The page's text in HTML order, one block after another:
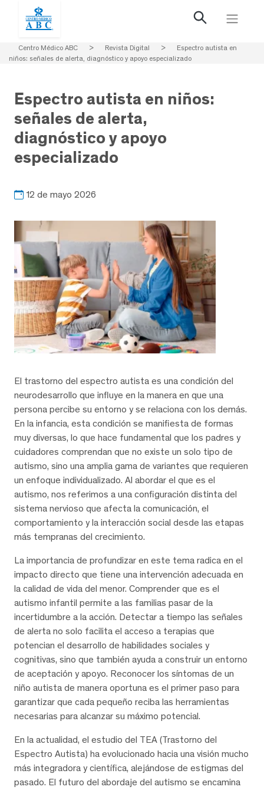
Centro Médico ABC > Revista Digital >
Espectro autista en
niños: señales de alerta, diagnóstico y apoyo especializado
Espectro autista en niños:
señales de alerta,
diagnóstico y apoyo
especializado
12 de mayo 2026
El trastorno del espectro autista es una condición del
neurodesarrollo que influye en la manera en que una
persona percibe su entorno y se relaciona con los demás.
En la infancia, esta condición se manifiesta de formas
muy diversas, lo que hace fundamental que los padres y
cuidadores comprendan que no existe un solo tipo de
autismo, sino una amplia gama de variantes que requieren
un enfoque individualizado. Al abordar el que es el
autismo, nos referimos a una configuración distinta del
sistema nervioso que afecta la comunicación, el
comportamiento y la interacción social desde las etapas
más tempranas del crecimiento.
La importancia de profundizar en este tema radica en el
impacto directo que tiene una intervención adecuada en
la calidad de vida del menor. Comprender que es el
autismo infantil permite a las familias pasar de la
incertidumbre a la acción. Detectar a tiempo las señales
de alerta no solo facilita el acceso a terapias que
potencian el desarrollo de habilidades sociales y
cognitivas, sino que también ayuda a construir un entorno
de aceptación y apoyo. Reconocer los síntomas de un
niño autista de manera oportuna es el primer paso para
garantizar que cada pequeño reciba las herramientas
necesarias para alcanzar su máximo potencial.
En la actualidad, el estudio del TEA (Trastorno del
Espectro Autista) ha evolucionado hacia una visión mucho
más integradora y científica, alejándose de estigmas del
pasado. El futuro del abordaje del autismo se encamina